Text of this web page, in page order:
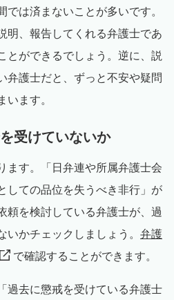
は済まないことが多いです。
明、報告してくれる弁護士であ
とができるでしょう。逆に、説
弁護士だと、ずっと不安や疑問
います。
受けていないか
ます。「日弁連や所属弁護士会
しての品位を失うべき非行」が
頼を検討している弁護士が、過
かチェックしましょう。 弁護
で確認することができます。
過去に懲戒を受けている弁護士